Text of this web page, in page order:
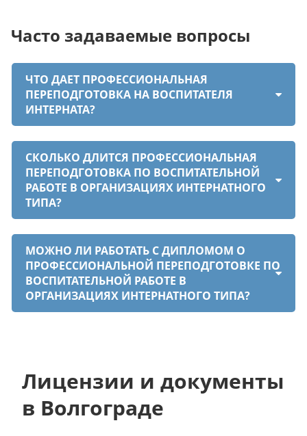
Часто задаваемые вопросы
ЧТО ДАЕТ ПРОФЕССИОНАЛЬНАЯ
ПЕРЕПОДГОТОВКА НА ВОСПИТАТЕЛЯ
ИНТЕРНАТА?
СКОЛЬКО ДЛИТСЯ ПРОФЕССИОНАЛЬНАЯ
ПЕРЕПОДГОТОВКА ПО ВОСПИТАТЕЛЬНОЙ
РАБОТЕ В ОРГАНИЗАЦИЯХ ИНТЕРНАТНОГО
ТИПА?
МОЖНО ЛИ РАБОТАТЬ С ДИПЛОМОМ О
ПРОФЕССИОНАЛЬНОЙ ПЕРЕПОДГОТОВКЕ ПО
ВОСПИТАТЕЛЬНОЙ РАБОТЕ В
ОРГАНИЗАЦИЯХ ИНТЕРНАТНОГО ТИПА?
Лицензии и документы
в Волгограде